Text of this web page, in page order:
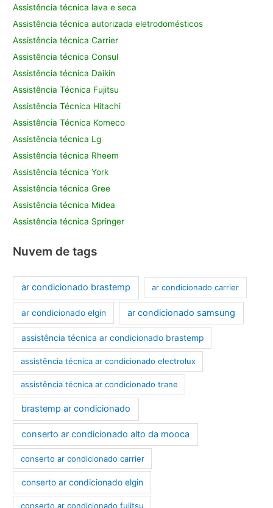
Assistência técnica lava e seca
Assistência técnica autorizada eletrodomésticos
Assistência técnica Carrier
Assistência técnica Consul
Assistência técnica Daikin
Assistência Técnica Fujitsu
Assistência Técnica Hitachi
Assistência Técnica Komeco
Assistência técnica Lg
Assistência técnica Rheem
Assistência técnica York
Assistência técnica Gree
Assistência técnica Midea
Assistência técnica Springer
Nuvem de tags
ar condicionado brastemp ar condicionado carrier
ar condicionado elgin ar condicionado samsung
assistência técnica ar condicionado brastemp
assistência técnica ar condicionado electrolux
assistência técnica ar condicionado trane
brastemp ar condicionado
conserto ar condicionado alto da mooca
conserto ar condicionado carrier
conserto ar condicionado elgin
conserto ar condicionado fujitsu